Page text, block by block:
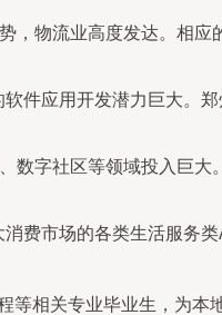
，物流业高度发达。相
件应用开发潜力巨大。
数字社区等领域投入巨
费市场的各类生活服务
相关专业毕业生，为本